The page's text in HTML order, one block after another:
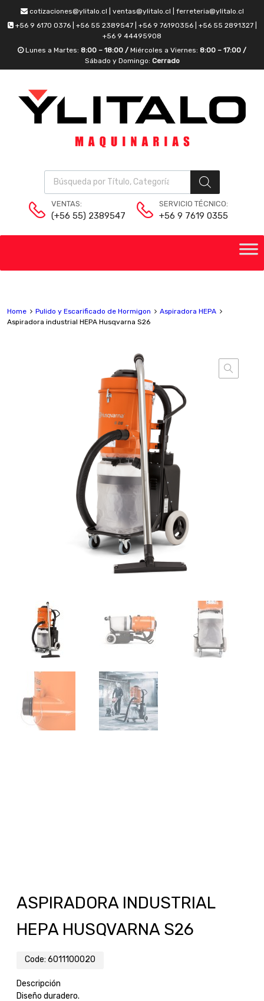
cotizaciones@ylitalo.cl | ventas@ylitalo.cl | ferreteria@ylitalo.cl
+56 9 6170 0376 | +56 55 2389547 | +56 9 76190356 | +56 55 2891327 |
+56 9 44495908
Lunes a Martes: 8:00 – 18:00 / Miércoles a Viernes: 8:00 – 17:00 /
Sábado y Domingo: Cerrado
VENTAS:
(+56 55) 2389547
SERVICIO TÉCNICO:
+56 9 7619 0355
Home Pulido y Escarificado de Hormigon
Aspiradora HEPA
Aspiradora industrial HEPA Husqvarna S26
ASPIRADORA INDUSTRIAL
HEPA HUSQVARNA S26
Code: 6011100020
Descripción
Diseño duradero.